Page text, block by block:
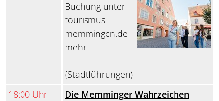
Buchung unter
tourismus-
memmingen.de
mehr
(Stadtführungen)
18:00 Uhr
Die Memminger Wahrzeichen